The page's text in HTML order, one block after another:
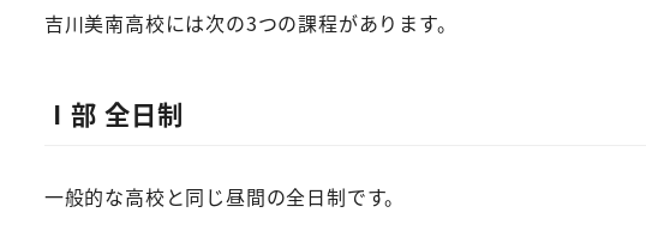
吉川美南高校には次の3つの課程があります。
Ⅰ部 全日制
一般的な高校と同じ昼間の全日制です。